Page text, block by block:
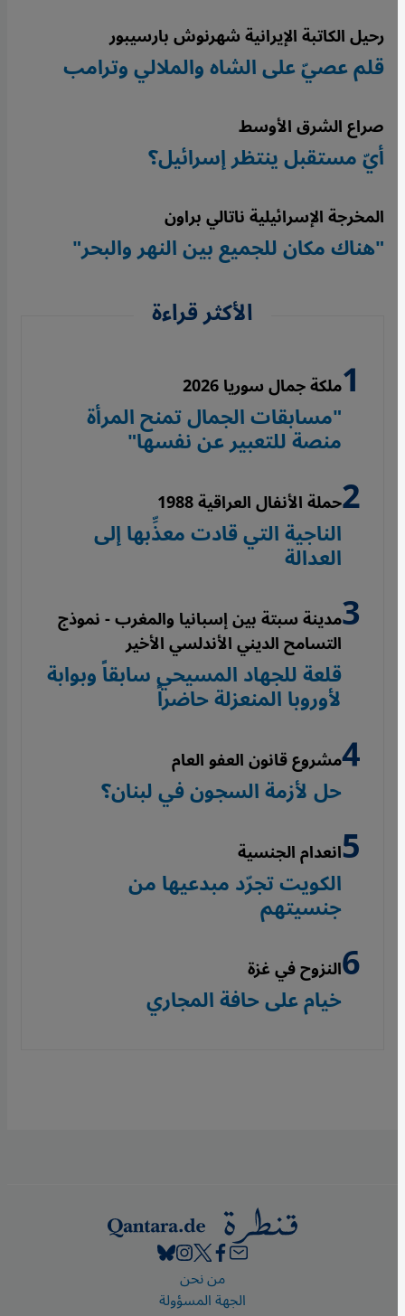
رحيل الكاتبة الإيرانية شهرنوش بارسيبور
قلم عصيّ على الشاه والملالي وترامب
صراع الشرق الأوسط
أيّ مستقبل ينتظر إسرائيل؟
المخرجة الإسرائيلية ناتالي براون
"هناك مكان للجميع بين النهر والبحر"
الأكثر قراءة
ملكة جمال سوريا 2026
"مسابقات الجمال تمنح المرأة
منصة للتعبير عن نفسها"
حملة الأنفال العراقية 1988
الناجية التي قادت معذِّبها إلى
العدالة
مدينة سبتة بين إسبانيا والمغرب - نموذج
التسامح الديني الأندلسي الأخير
قلعة للجهاد المسيحي سابقاً وبوابة
لأوروبا المنعزلة حاضراً
مشروع قانون العفو العام
حل لأزمة السجون في لبنان؟
انعدام الجنسية
الكويت تجرّد مبدعيها من
جنسيتهم
النزوح في غزة
خيام على حافة المجاري
Footer
من نحن
الجهة المسؤولة